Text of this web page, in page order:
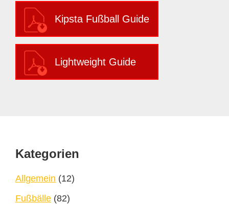
Kipsta Fußball Guide
Lightweight Guide
Footer
Kategorien
Allgemein (12)
Fußbälle (82)